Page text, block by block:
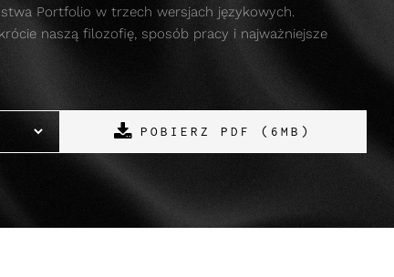
Portfolio w trzech wersjach językowych.
naszą filozofię, sposób pracy i najważniejsze
POBIERZ PDF (6MB)